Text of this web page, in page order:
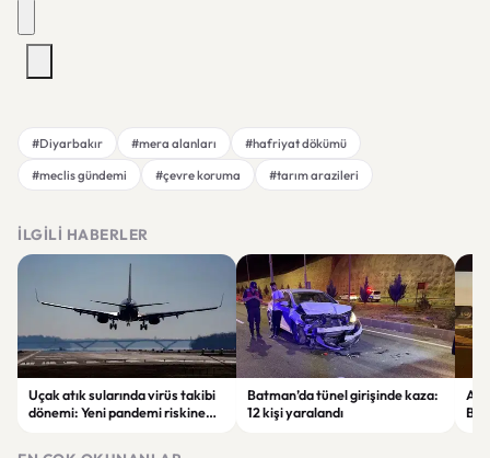
#Diyarbakır #mera alanları
#hafriyat dökümü
#meclis gündemi
#çevre koruma #tarım arazileri
İLGILI HABERLER
Uçak atık sularında virüs takibi
dönemi: Yeni pandemi riskine
Batman’da tünel girişinde kaza:
12 kişi yaralandı